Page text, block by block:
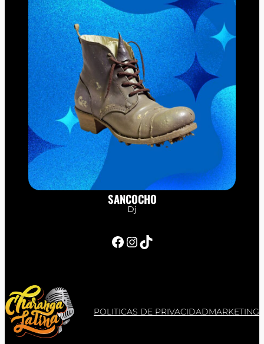
SANCOCHO
Dj
Facebook InstagramTikTok
POLITICAS DE PRIVACIDADMARKETING